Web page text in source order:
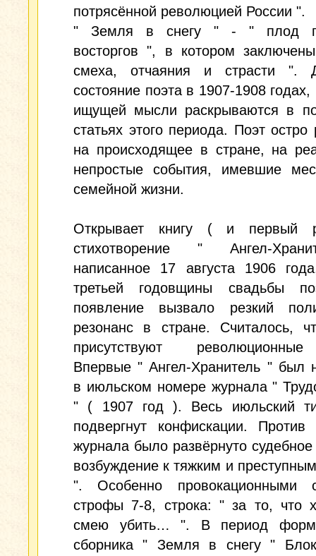
потрясённой революцией России ".
" Земля в снегу " - " плод
восторгов ", в котором
смеха, отчаяния и страсти ".
состояние поэта в 1907-1908 годах,
ищущей мысли раскрываются в
статьях этого периода. Поэт остро
на происходящее в стране, на
непростые события, имевшие
семейной жизни.
Открывает книгу ( и первый
стихотворение " Ангел-
написанное 17 августа 1906
третьей годовщины свадьбы
появление вызвало резкий
резонанс в стране. Считалось,
присутствуют
Впервые " Ангел-Хранитель " был
в июльском номере журнала "
" ( 1907 год ). Весь июльский
подвергнут конфискации. Против
журнала было развёрнуто
возбуждение к тяжким и
". Особенно провокационными
строфы 7-8, строка: " за то, что
смею убить… ". В период
сборника " Земля в снегу "